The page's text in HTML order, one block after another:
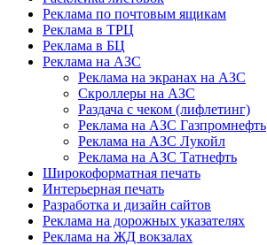
Реклама по почтовым ящикам
Реклама в ТРЦ
Реклама в БЦ
Реклама на АЗС
Реклама на экранах на АЗС
Скроллеры на АЗС
Раздача с чеком (лифлетинг)
Реклама на АЗС Газпромнефть
Реклама на АЗС Лукойл
Реклама на АЗС Татнефть
Широкоформатная печать
Интерьерная печать
Разработка и дизайн сайтов
Реклама на дорожных указателях
Реклама на ЖД вокзалах